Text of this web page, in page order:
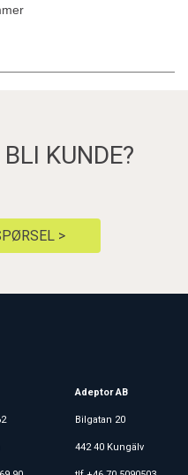
KUNDE?
>
Adeptor AB
Bilgatan 20
442 40 Kungälv